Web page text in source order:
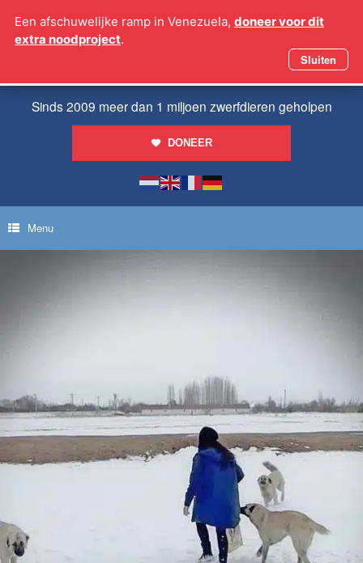
naar
Sinds 2009 meer dan 1 miljoen zwerfdieren geholpen
DONEER
Menu
Een afschuwelijke ramp in Venezuela, doneer voor dit
extra noodproject.
Sluiten